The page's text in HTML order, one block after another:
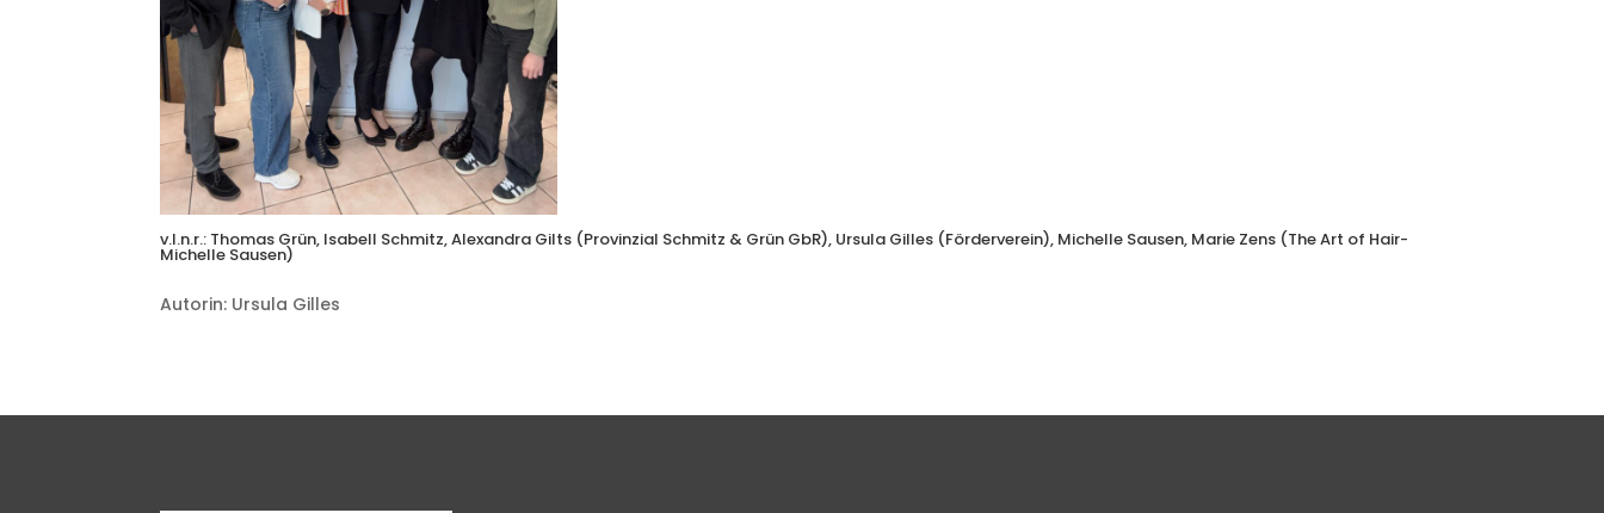
v.l.n.r.: Thomas Grün, Isabell Schmitz, Alexandra Gilts (Provinzial Schmitz & Grün GbR), Ursula Gilles (Förderverein), Michelle Sausen, Marie Zens (The Art of Hair-
Michelle Sausen)
Autorin: Ursula Gilles